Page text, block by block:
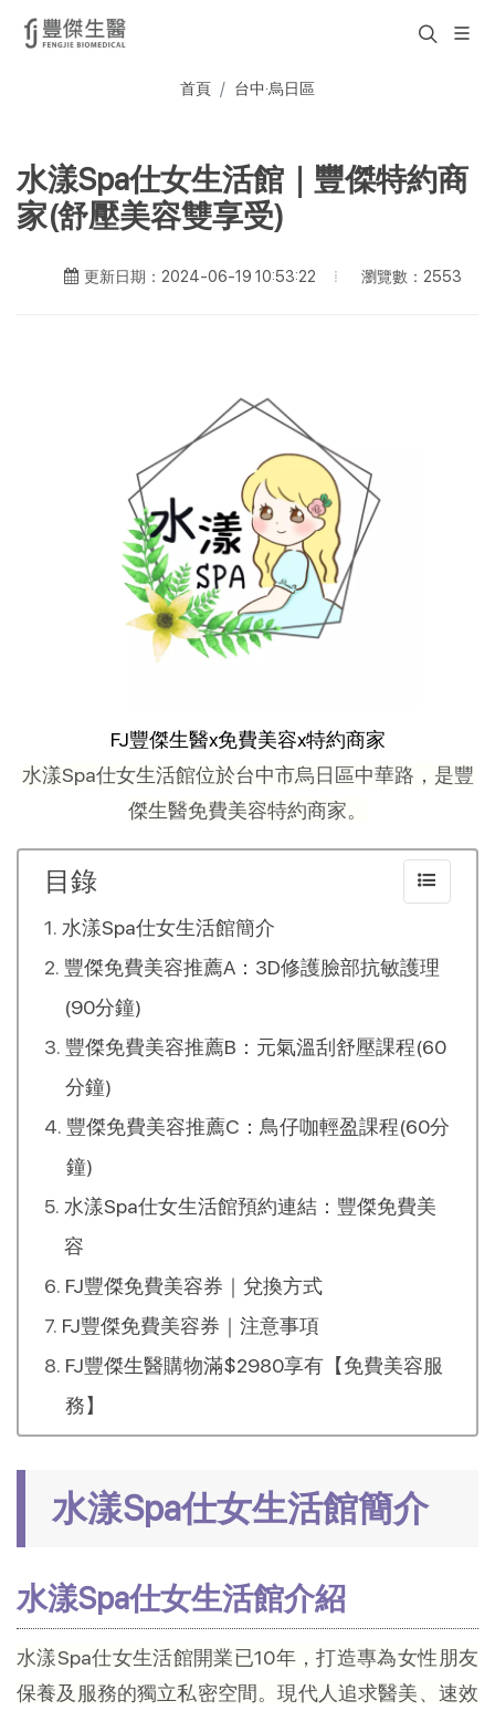
首頁 台中·烏日區
水漾Spa仕女生活館｜豐傑特約商
家(舒壓美容雙享受)
更新日期：2024-06-19 10:53:22 瀏覽數：2553
FJ豐傑生醫x免費美容x特約商家
水漾Spa仕女生活館位於台中市烏日區中華路，是豐
傑生醫免費美容特約商家。
目錄
水漾Spa仕女生活館簡介
豐傑免費美容推薦A：3D修護臉部抗敏護理
(90分鐘)
豐傑免費美容推薦B：元氣溫刮舒壓課程(60
分鐘)
豐傑免費美容推薦C：鳥仔咖輕盈課程(60分
鐘)
水漾Spa仕女生活館預約連結：豐傑免費美
容
FJ豐傑免費美容券｜兌換方式
FJ豐傑免費美容券｜注意事項
FJ豐傑生醫購物滿$2980享有【免費美容服
務】
水漾Spa仕女生活館簡介
水漾Spa仕女生活館介紹
水漾Spa仕女生活館開業已10年，打造專為女性朋友
保養及服務的獨立私密空間。現代人追求醫美、速效